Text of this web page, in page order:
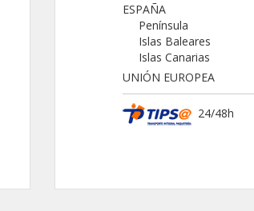
ESPAÑA
Península
Islas Baleares
Islas Canarias
UNIÓN EUROPEA
24/48h